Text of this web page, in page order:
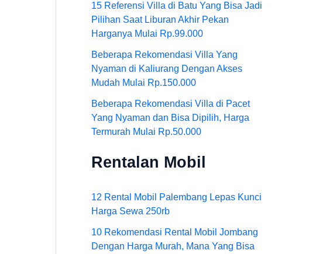
15 Referensi Villa di Batu Yang Bisa Jadi
Pilihan Saat Liburan Akhir Pekan
Harganya Mulai Rp.99.000
Beberapa Rekomendasi Villa Yang
Nyaman di Kaliurang Dengan Akses
Mudah Mulai Rp.150.000
Beberapa Rekomendasi Villa di Pacet
Yang Nyaman dan Bisa Dipilih, Harga
Termurah Mulai Rp.50.000
Rentalan Mobil
12 Rental Mobil Palembang Lepas Kunci
Harga Sewa 250rb
10 Rekomendasi Rental Mobil Jombang
Dengan Harga Murah, Mana Yang Bisa